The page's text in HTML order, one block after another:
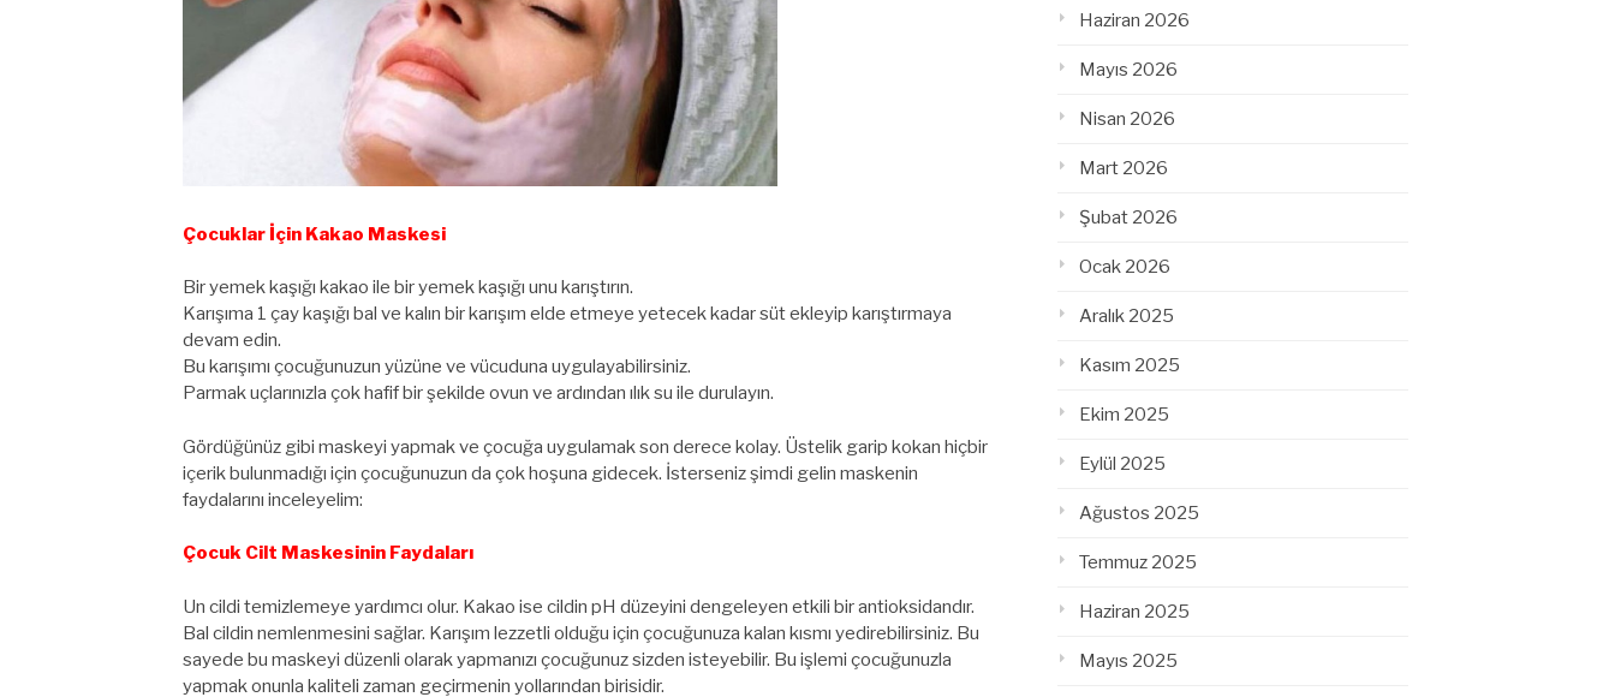
Çocuklar İçin Kakao Maskesi
Bir yemek kaşığı kakao ile bir yemek kaşığı unu karıştırın.
Karışıma 1 çay kaşığı bal ve kalın bir karışım elde etmeye yetecek kadar süt ekleyip karıştırmaya
devam edin.
Bu karışımı çocuğunuzun yüzüne ve vücuduna uygulayabilirsiniz.
Parmak uçlarınızla çok hafif bir şekilde ovun ve ardından ılık su ile durulayın.
Gördüğünüz gibi maskeyi yapmak ve çocuğa uygulamak son derece kolay. Üstelik garip kokan hiçbir
içerik bulunmadığı için çocuğunuzun da çok hoşuna gidecek. İsterseniz şimdi gelin maskenin
faydalarını inceleyelim:
Çocuk Cilt Maskesinin Faydaları
Un cildi temizlemeye yardımcı olur. Kakao ise cildin pH düzeyini dengeleyen etkili bir antioksidandır.
Bal cildin nemlenmesini sağlar. Karışım lezzetli olduğu için çocuğunuza kalan kısmı yedirebilirsiniz. Bu
sayede bu maskeyi düzenli olarak yapmanızı çocuğunuz sizden isteyebilir. Bu işlemi çocuğunuzla
yapmak onunla kaliteli zaman geçirmenin yollarından birisidir.
Haziran 2026
Mayıs 2026
Nisan 2026
Mart 2026
Şubat 2026
Ocak 2026
Aralık 2025
Kasım 2025
Ekim 2025
Eylül 2025
Ağustos 2025
Temmuz 2025
Haziran 2025
Mayıs 2025